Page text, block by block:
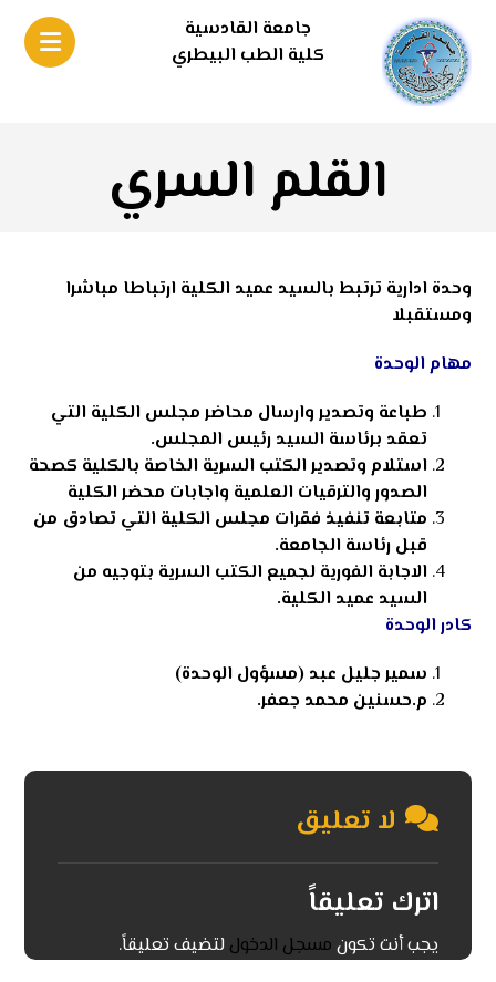
جامعة القادسية
كلية الطب البيطري
القلم السري
وحدة ادارية ترتبط بالسيد عميد الكلية ارتباطا مباشرا
ومستقبلا
مهام الوحدة
طباعة وتصدير وارسال محاضر مجلس الكلية التي
تعقد برئاسة السيد رئيس المجلس.
استلام وتصدير الكتب السرية الخاصة بالكلية كصحة
الصدور والترقيات العلمية واجابات محضر الكلية
متابعة تنفيذ فقرات مجلس الكلية التي تصادق من
قبل رئاسة الجامعة.
الاجابة الفورية لجميع الكتب السرية بتوجيه من
السيد عميد الكلية.
كادر الوحدة
سمير جليل عبد (مسؤول الوحدة)
م.حسنين محمد جعفر.
لا تعليق
اترك تعليقاً
يجب أنت تكون مسجل الدخول لتضيف تعليقاً.